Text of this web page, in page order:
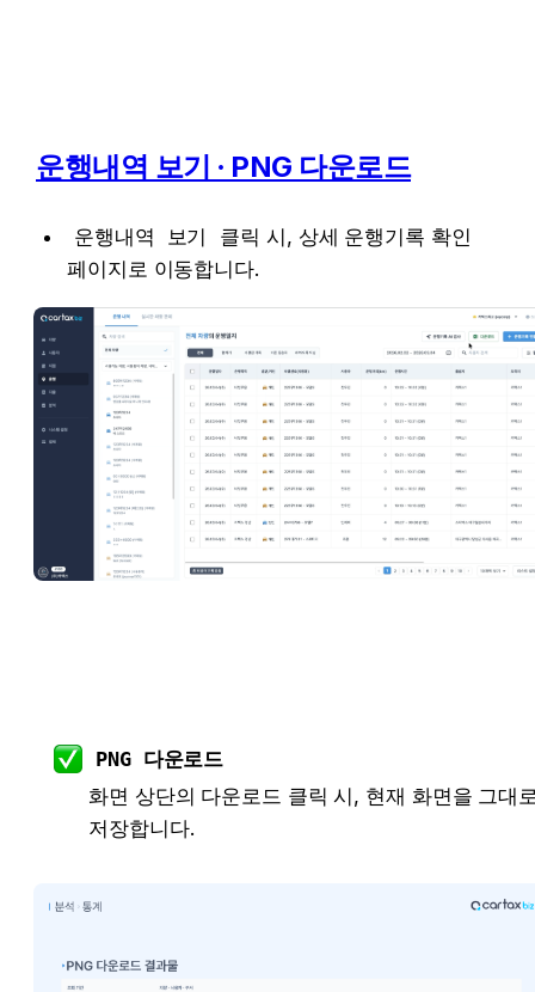
운행내역 보기 ∙ PNG 다운로드
운행내역 보기
클릭 시, 상세 운행기록 확인
페이지로 이동합니다.
PNG 다운로드
화면 상단의 다운로드 클릭 시, 현재 화면을 그대
저장합니다.